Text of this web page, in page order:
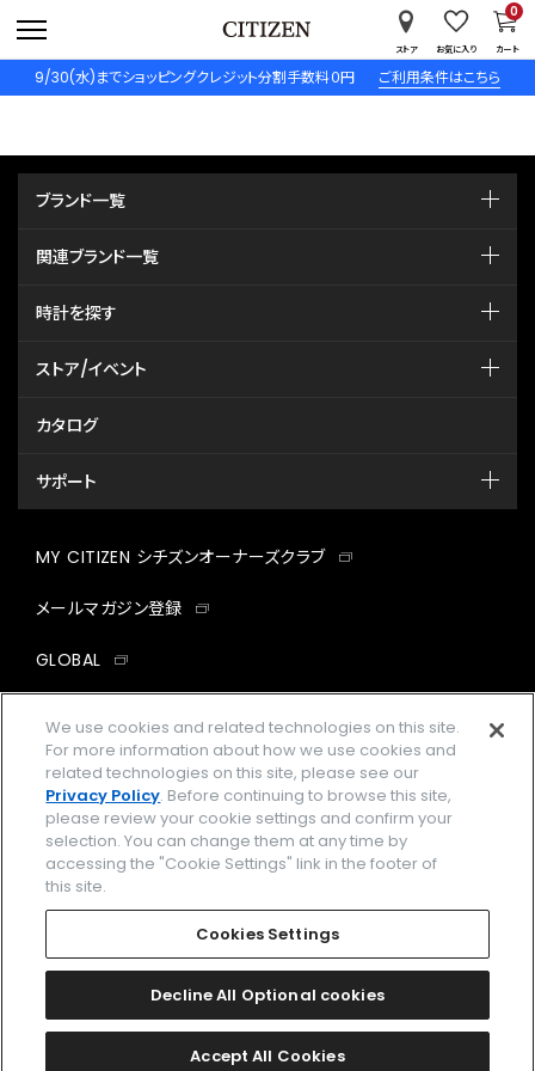
9/30(水)までショッピングクレジット分割手数料０円 ご利用条件はこちら
ストア お気に入り カート
0
ブランド一覧
関連ブランド一覧
時計を探す
ストア/イベント
カタログ
サポート
MY CITIZEN シチズンオーナーズクラブ
メールマガジン登録
GLOBAL
facebookinstagramtwitter
企業情報 ご利用規約
プライバシーポリシー Cookies Settings
Amazon PayはAmazon.com, Inc.またはその関連会社の商標です。
2026 CITIZEN WATCH CO., LTD.
We use cookies and related technologies on this site.
For more information about how we use cookies and
related technologies on this site, please see our
Privacy Policy. Before continuing to browse this site,
please review your cookie settings and confirm your
selection. You can change them at any time by
accessing the "Cookie Settings" link in the footer of
this site.
Cookies Settings
Decline All Optional cookies
Accept All Cookies